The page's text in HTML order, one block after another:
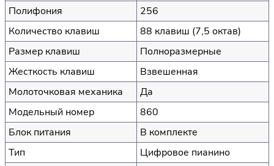
Полифония
256
Количество клавиш
88 клавиш (7,5 октав)
Размер клавиш
Полноразмерные
Жесткость клавиш
Взвешенная
Молоточковая механика
Да
Модельный номер
860
Блок питания
В комплекте
Тип
Цифровое пианино